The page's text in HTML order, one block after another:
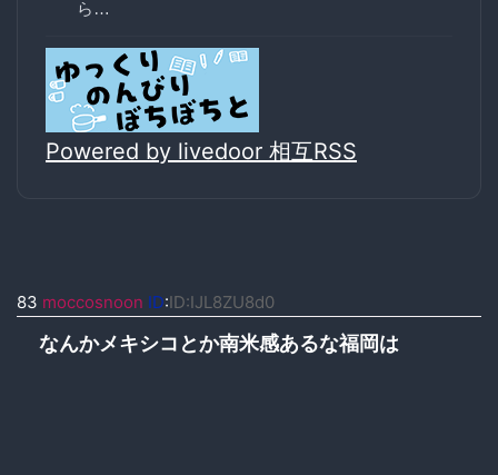
ら…
Powered by livedoor 相互RSS
83 moccosnoon ID:ID:IJL8ZU8d0
なんかメキシコとか南米感あるな福岡は